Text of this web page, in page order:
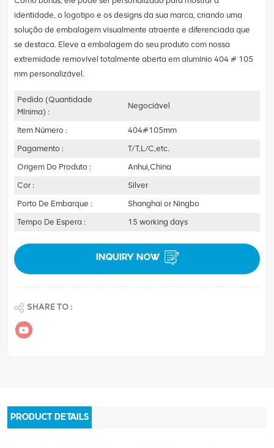
identidade, o logotipo e os designs da sua marca, criando uma
solução de embalagem visualmente atraente e diferenciada que
se destaca. Eleve a embalagem do seu produto com nossa
extremidade removível totalmente aberta em alumínio 404 # 105
mm personalizável.
Pedido (quantidade
Mínima) :
Negociável
Item Número :
404#105mm
Pagamento :
T/T,L/C,etc.
Origem Do Produto :
Anhui,China
Cor :
Silver
Porto De Embarque :
Shanghai or Ningbo
Tempo De Espera :
15 working days
INQUIRY NOW
SHARE TO :
PRODUCT DETAILS